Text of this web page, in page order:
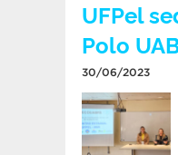
UFPel
Polo
30/06/2023